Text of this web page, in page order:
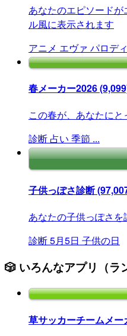
あなたのエピソード
ル風に表示されます
アニメ エヴァ パロディ
春メーカー2026
この春が、あなたに
診断 占い 季節 ...
子供っぽさ診断
あなたの子供っぽさを
診断5月5日 子供の日
🎲 いろんなアプリ（ラ
草サッカーチームメー